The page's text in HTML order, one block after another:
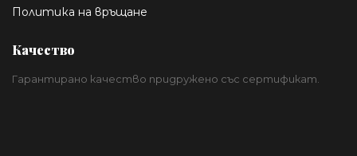
Политика на връщане
Качество
Гарантирано качество придружено със сертификат.